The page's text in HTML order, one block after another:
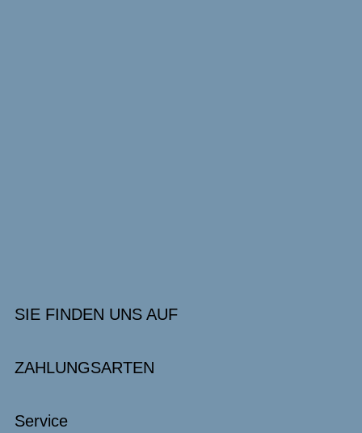
SIE FINDEN UNS AUF
ZAHLUNGSARTEN
Service